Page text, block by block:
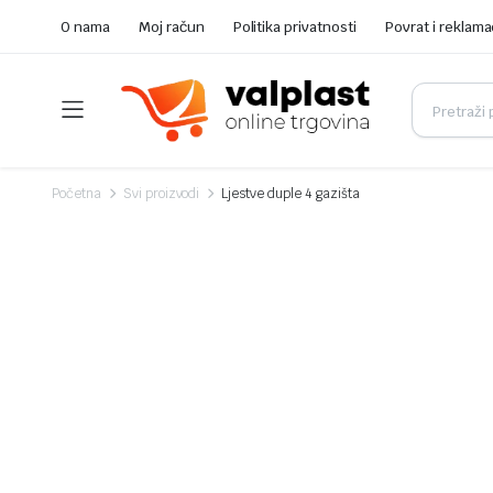
O nama Moj račun Politika privatnosti Povrat i
Početna Svi proizvodi Ljestve duple 4 gazišta